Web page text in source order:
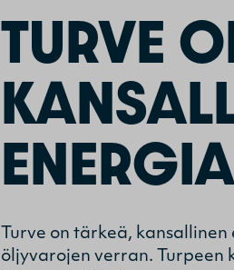
TURVE
Turve on tärkeä,
öljyvarojen verran.